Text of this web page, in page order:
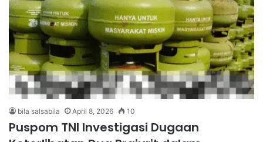
bila salsabila April 8, 2026 10
Puspom TNI Investigasi Dugaan